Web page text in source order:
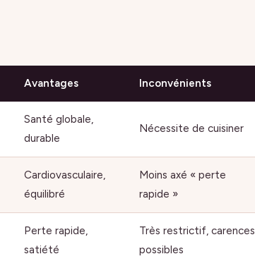
Avantages Inconvénients
Santé globale,
durable
Nécessite de cuisiner
Cardiovasculaire,
équilibré
Moins axé « perte
rapide »
Perte rapide,
satiété
Très restrictif, carences
possibles